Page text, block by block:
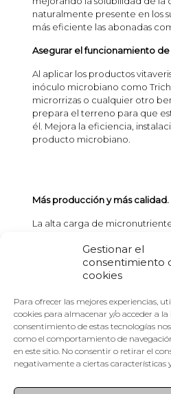
Gestionar el
consentimiento
cookies
Para ofrecer las mejores experiencias,
cookies para almacenar y/o acceder a
consentimiento de estas tecnologías
como el comportamiento de
en este sitio. No consentir o retirar el
negativamente a ciertas características
naturalmente presente en los
más eficiente las abonadas
Asegurar el funcionamiento
Al aplicar los productos
inóculo microbiano como
microrrizas o cualquier otro
prepara el terreno para que
él. Mejora la eficiencia,
producto microbiano.
Más producción y más calidad.
La alta carga de
mayores calibres, más color,
almacenamiento, mayor carga
El equilibrio nutricional en la
con nuestros productos, facilita
más resistente a cualquier tipo
Resistencia adversidades